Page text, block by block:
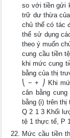
so với tiền gửi
trữ dư thừa
chủ thể có tác
thể sử dụng
theo ý muốn
cung cầu tiền
khi mức cung
bằng của thị
⎝ − + ⎠ Khi
cân bằng
bằng (i) trên
Q 2 1 3 Khối
tệ 1 thực tế, P
Mức cầu tiền